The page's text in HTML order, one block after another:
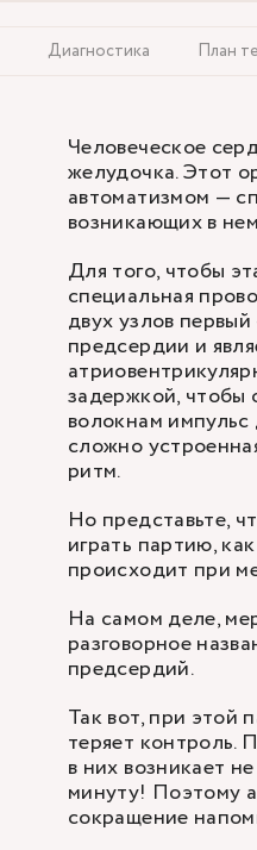
Диагностика План
Человеческое
желудочка. Этот
автоматизмом —
возникающих в
Для того, чтобы
специальная
двух узлов
предсердии и
задержкой, чтобы
волокнам
сложно
ритм.
Но представьте,
играть партию,
происходит при
На самом деле,
разговорное
предсердий.
Так вот, при этой
теряет контроль.
в них возникает
минуту! Поэтому
сокращение